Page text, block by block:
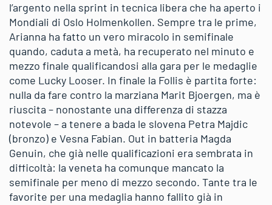
l’argento nella sprint in tecnica libera che ha aperto i
Mondiali di Oslo Holmenkollen. Sempre tra le prime,
Arianna ha fatto un vero miracolo in semifinale
quando, caduta a metà, ha recuperato nel minuto e
mezzo finale qualificandosi alla gara per le medaglie
come Lucky Looser. In finale la Follis è partita forte:
nulla da fare contro la marziana Marit Bjoergen, ma è
riuscita – nonostante una differenza di stazza
notevole – a tenere a bada le slovena Petra Majdic
(bronzo) e Vesna Fabian. Out in batteria Magda
Genuin, che già nelle qualificazioni era sembrata in
difficoltà: la veneta ha comunque mancato la
semifinale per meno di mezzo secondo. Tante tra le
favorite per una medaglia hanno fallito già in